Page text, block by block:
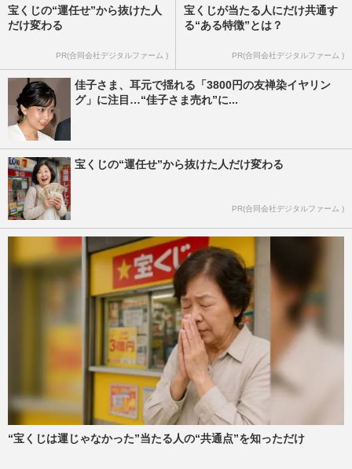
宝くじの“運任せ”から抜けた人
だけ変わる
PR(合同会社デジタルファーム )
宝くじが当たる人にだけ共通す
る“ある特徴”とは？
PR(合同会社デジタルファーム )
佳子さま、耳元で揺れる「3800円の友禅染イヤリン
グ」に注目…“佳子さま売れ”に...
宝くじの“運任せ”から抜けた人だけ変わる
PR(合同会社デジタルファーム )
“宝くじは運じゃなかった”当たる人の“共通点”を知っただけ